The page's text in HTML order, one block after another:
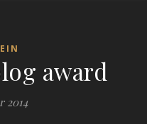
award
2014